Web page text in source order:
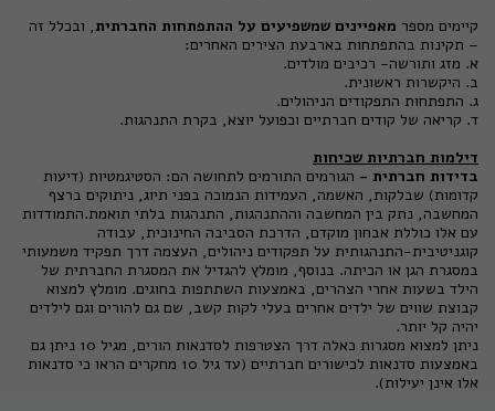
קיימים מספר מאפיינים שמשפיעים על ההתפתחות החברתית, ובכלל זה
– תקינות בהתפתחות בארבעת הצירים האחרים:
א. מזג ותורשה- רכיבים מולדים.
ב. היקשרות ראשונית.
ג. התפתחות התפקודים הניהולים.
ד. קריאה של קודים חברתיים וכפועל יוצא, בקרת התנהגות.
דילמות חברתיות שכיחות
בדידות חברתית - הגורמים התורמים לתחושה הם: הסטיגמטיות (דיעות
קדומות) שבלקות, האשמה, העמידות הנמוכה בפני תיוג, ניתוקים ברצף
המחשבה, נתק בין המחשבה וההתנהגות, התנהגות בלתי תואמת.התמודדות
עם אלו כוללת אבחון מוקדם, הדרכת הסביבה החינוכית, עבודה
קוגניטיבית-התנהגותית על תפקודים ניהולים, העצמה דרך תפקיד משמעותי
במסגרת הגן או הכיתה. בנוסף, מומלץ להגדיל את המסגרת החברתית של
הילד בשעות אחרי הצהרים, באמצעות השתתפות בחוגים. מומלץ למצוא
קבוצת שווים של ילדים אחרים בעלי לקות קשב, שם גם להורים וגם לילדים
יהיה קל יותר.
ניתן למצוא מסגרות כאלה דרך הצטרפות לסדנאות הורים, מגיל 10 ניתן גם
באמצעות סדנאות לכישורים חברתיים (עד גיל 10 מחקרים הראו כי סדנאות
אלו אינן יעילות).